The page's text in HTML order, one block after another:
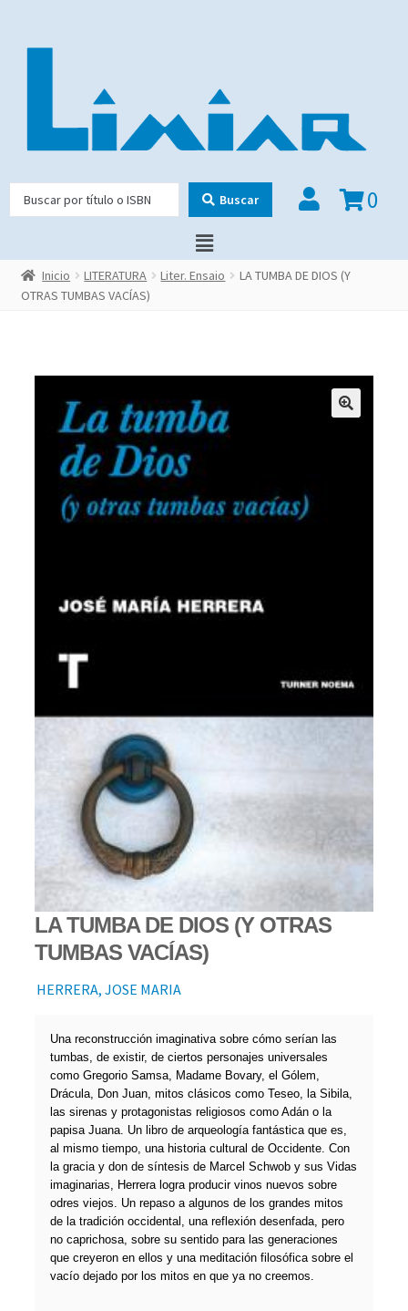
Buscar 0
Inicio LITERATURA Liter. Ensaio
LA TUMBA DE DIOS (Y
OTRAS TUMBAS VACÍAS)
LA TUMBA DE DIOS (Y OTRAS
TUMBAS VACÍAS)
HERRERA, JOSE MARIA
Una reconstrucción imaginativa sobre cómo serían las
tumbas, de existir, de ciertos personajes universales
como Gregorio Samsa, Madame Bovary, el Gólem,
Drácula, Don Juan, mitos clásicos como Teseo, la Sibila,
las sirenas y protagonistas religiosos como Adán o la
papisa Juana. Un libro de arqueología fantástica que es,
al mismo tiempo, una historia cultural de Occidente. Con
la gracia y don de síntesis de Marcel Schwob y sus Vidas
imaginarias, Herrera logra producir vinos nuevos sobre
odres viejos. Un repaso a algunos de los grandes mitos
de la tradición occidental, una reflexión desenfada, pero
no caprichosa, sobre su sentido para las generaciones
que creyeron en ellos y una meditación filosófica sobre el
vacío dejado por los mitos en que ya no creemos.